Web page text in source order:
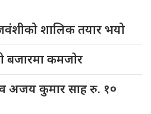
शालिक तयार भयो
बजारमा कमजाेर
अजय कुमार साह रु. १०